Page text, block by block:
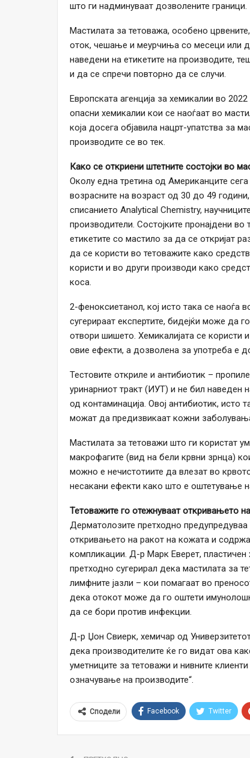
што ги надминуваат дозволените граници.
Мастилата за тетоважа, особено
оток, чешање и меурчиња со месеци или
наведени на етикетите на производите,
и да се спречи повторно да се случи.
Европската агенција за хемикалии во
опасни хемикалии кои се наоѓаат во
која досега објавила нацрт-упатства за
производите се во тек.
Како се откриени штетните состојки во
Околу една третина од Американците
возрасните на возраст од 30 до 49
списанието Analytical Chemistry,
производители. Состојките пронајдени
етикетите со мастило за да се откријат
да се користи во тетоважите како
користи и во други производи како
коса.
2-феноксиетанол, кој исто така се
сугерираат експертите, бидејќи може да
отвори шишето. Хемикалијата се користи
овие ефекти, а дозволена за употреба е
Тестовите откриле и антибиотик –
уринарниот тракт (ИУТ) и не бил наведен
од контаминација. Овој антибиотик, исто
можат да предизвикаат кожни
Мастилата за тетоважи што ги користат
макрофагите (вид на бели крвни зрнца)
можно е нечистотиите да влезат во
несакани ефекти како што е оштетување
Тетоважите го отежнуваат откривањето
Дерматолозите претходно предупредуваа
откривањето на ракот на кожата и
компликации. Д-р Марк Еверет, пластичен
претходно сугерирал дека мастилата за
лимфните јазли – кои помагаат во
дека отокот може да го оштети
да се бори против инфекции.
Д-р Џон Свиерк, хемичар од
дека производителите ќе го видат ова
уметниците за тетоважи и нивните
означување на производите“.
Сподели Facebook Twitter